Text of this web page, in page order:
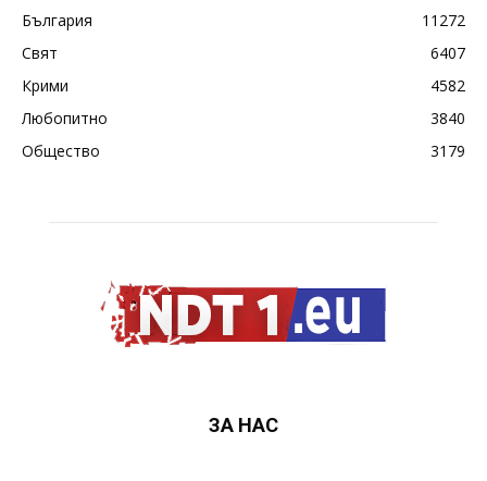
България
11272
Свят
6407
Крими
4582
Любопитно
3840
Общество
3179
ЗА НАС